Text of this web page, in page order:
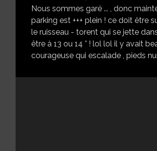
Nous sommes garé ... , donc
parking est +++ plein ! ce doit être
le ruisseau - torent qui se jette
être à 13 ou 14 ° ! lol lol il y avait
courageuse qui escalade , pieds